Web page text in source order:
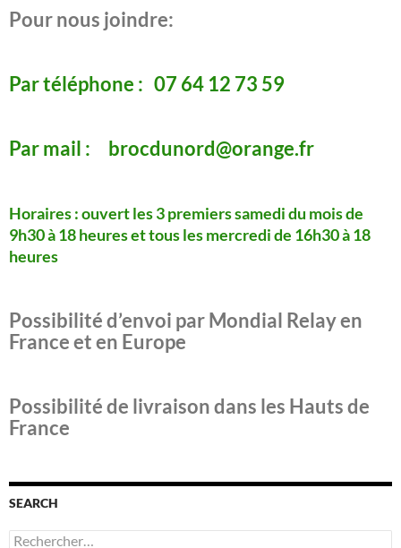
Pour nous joindre:
Par téléphone : 07 64 12 73 59
Par mail : brocdunord@orange.fr
Horaires : ouvert les 3 premiers samedi du mois de
9h30 à 18 heureset tous les mercredi de 16h30 à 18
heures
Possibilité d’envoi par Mondial Relay en
France et en Europe
Possibilité de livraison dans les Hauts de
France
SEARCH
Rechercher :